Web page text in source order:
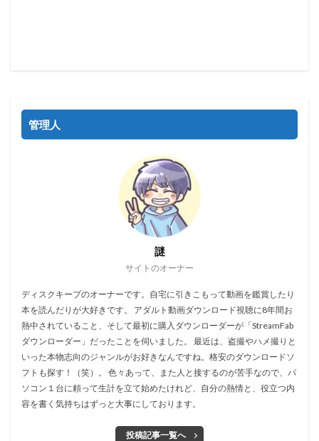
管理人
謎
サイトのオーナー
ディスクキープのオーナーです。自宅に引きこもって動画を鑑賞したり
本を読んだりが大好きです。 アダルト動画ダウンロード視聴に8年間お
熱中されていること、そして最初に購入ダウンローダーが「StreamFab
ダウンローダー」だったことを伺いました。 最近は、盗撮やハメ撮りと
いった本物志向のジャンルがお好きなんですね。格安のダウンロードソ
フトも探す！（笑）。 色々あって、また人と接するのが苦手なので、パ
ソコン１台に頼って生計を立て始めたけれど、自分の熱情と、役立つ内
容を書く気持ちはずっと大事にしております。
投稿記事一覧へ